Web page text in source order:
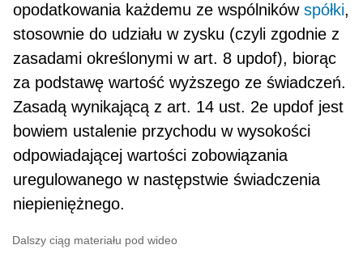
opodatkowania każdemu ze wspólnikówspółki,
stosownie do udziału w zysku (czyli zgodnie z
zasadami określonymi w art. 8 updof), biorąc
za podstawę wartość wyższego ze świadczeń.
Zasadą wynikającą z art. 14 ust. 2e updof jest
bowiem ustalenie przychodu w wysokości
odpowiada­jącej wartości zobowiązania
uregulowanego w następstwie świadczenia
niepieniężnego.
Dalszy ciąg materiału pod wideo